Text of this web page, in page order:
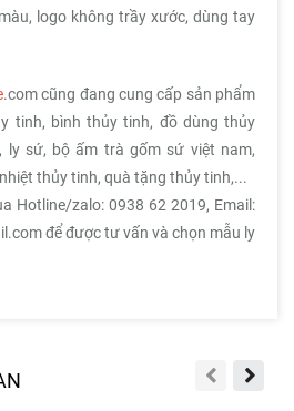
logo không trầy xước, dùng tay
.com cũng đang cung cấp sản phẩm
tinh, bình thủy tinh, đồ dùng thủy
ly sứ, bộ ấm trà gốm sứ việt nam,
thủy tinh, quà tặng thủy tinh,...
Hotline/zalo: 0938 62 2019, Email:
để được tư vấn và chọn mẫu ly